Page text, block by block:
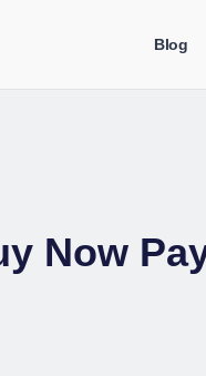
Blog
Now